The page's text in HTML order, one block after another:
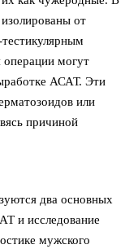
от
могут
АСАТ. Эти
или
причиной
два основных
и исследование
мужского